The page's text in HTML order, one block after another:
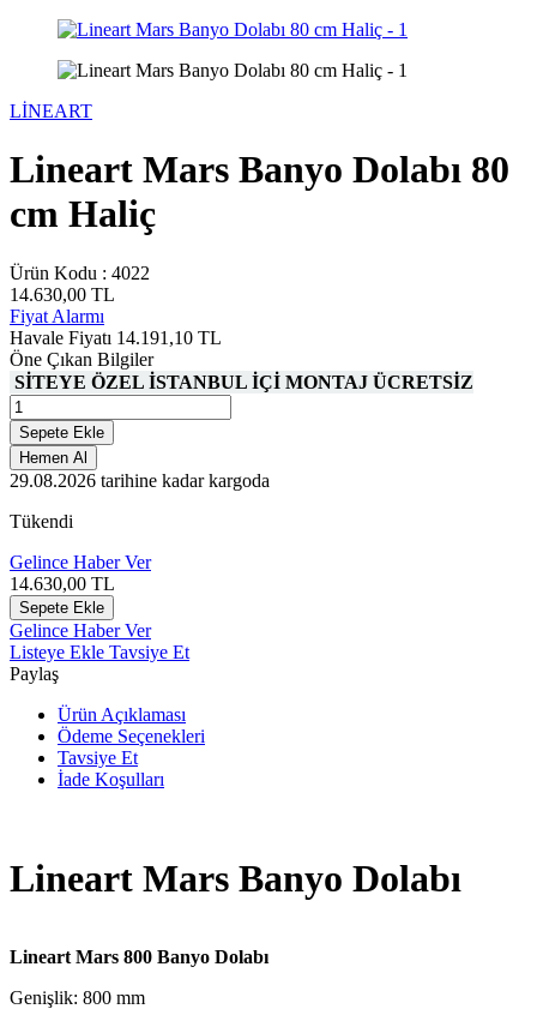
LİNEART
Lineart Mars Banyo Dolabı 80
cm Haliç
Ürün Kodu : 4022
14.630,00 TL
Fiyat Alarmı
Havale Fiyatı 14.191,10 TL
Öne Çıkan Bilgiler
SİTEYE ÖZEL İSTANBUL İÇİ MONTAJ ÜCRETSİZ
Sepete Ekle
Hemen Al
29.08.2026 tarihine kadar kargoda
Tükendi
Gelince Haber Ver
14.630,00 TL
Sepete Ekle
Gelince Haber Ver
Listeye Ekle Tavsiye Et
Paylaş
Ürün Açıklaması
Ödeme Seçenekleri
Tavsiye Et
İade Koşulları
Lineart Mars Banyo Dolabı
Lineart Mars 800 Banyo Dolabı
Genişlik: 800 mm